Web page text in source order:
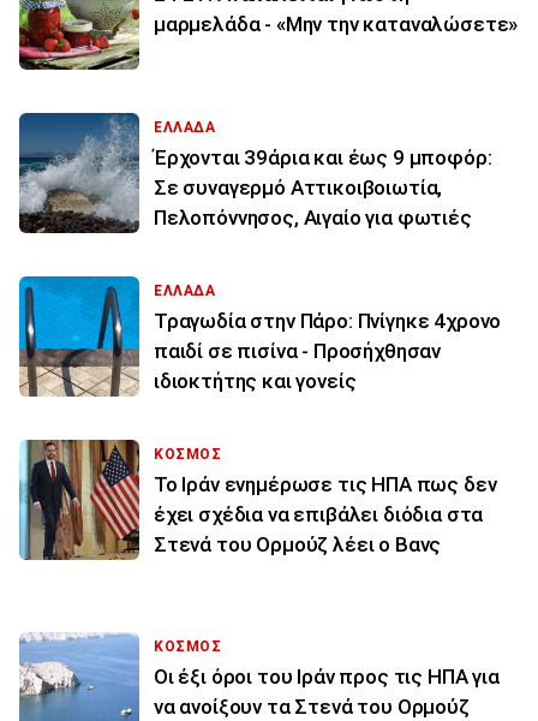
μαρμελάδα - «Μην την καταναλώσετε»
ΕΛΛΑΔΑ
Έρχονται 39άρια και έως 9 μποφόρ:
Σε συναγερμό Αττικοιβοιωτία,
Πελοπόννησος, Αιγαίο για φωτιές
ΕΛΛΑΔΑ
Τραγωδία στην Πάρο: Πνίγηκε 4χρονο
παιδί σε πισίνα - Προσήχθησαν
ιδιοκτήτης και γονείς
ΚΟΣΜΟΣ
To Ιράν ενημέρωσε τις ΗΠΑ πως δεν
έχει σχέδια να επιβάλει διόδια στα
Στενά του Ορμούζ λέει ο Βανς
ΚΟΣΜΟΣ
Οι έξι όροι του Ιράν προς τις ΗΠΑ για
να ανοίξουν τα Στενά του Ορμούζ